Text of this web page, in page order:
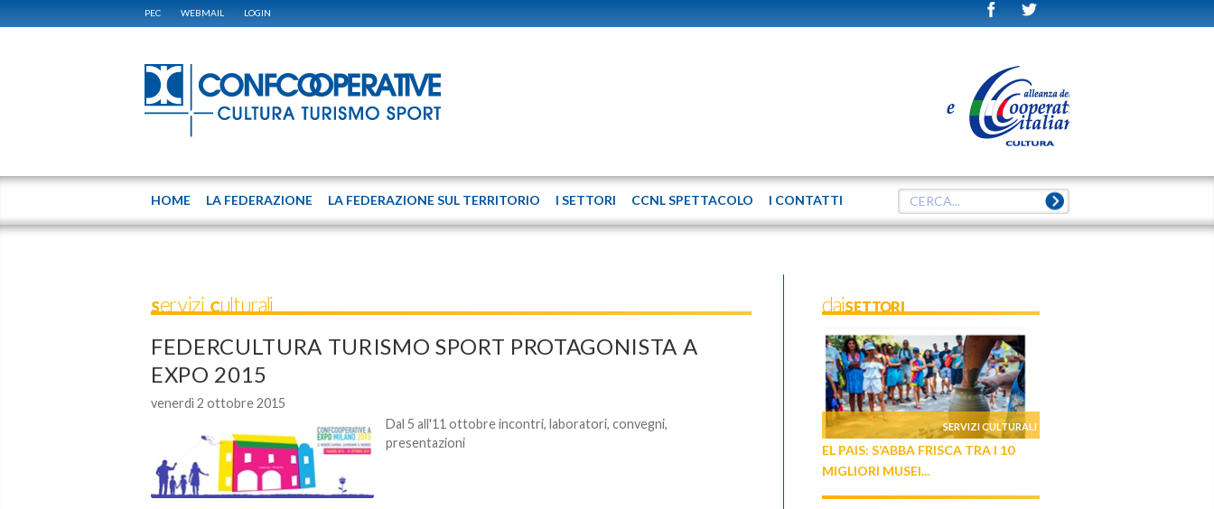
PEC WEBMAIL LOGIN
HOME LA FEDERAZIONE LA FEDERAZIONE SUL TERRITORIO I SETTORI CCNL SPETTACOLO I CONTATTI
Servizi Culturali
FEDERCULTURA TURISMO SPORT PROTAGONISTA A
EXPO 2015
venerdì 2 ottobre 2015
Dal 5 all'11 ottobre incontri, laboratori, convegni,
presentazioni
daiSETTORI
SERVIZI CULTURALI
EL PAIS: S’ABBA FRISCA TRA I 10
MIGLIORI MUSEI...